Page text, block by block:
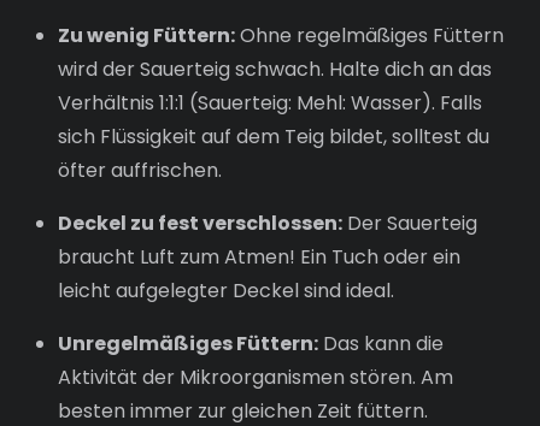
Zu wenig Füttern:Ohne regelmäßiges Füttern
wird der Sauerteig schwach. Halte dich an das
Verhältnis 1:1:1 (Sauerteig: Mehl: Wasser). Falls
sich Flüssigkeit auf dem Teig bildet, solltest du
öfter auffrischen.
Deckel zu fest verschlossen: Der Sauerteig
braucht Luft zum Atmen! Ein Tuch oder ein
leicht aufgelegter Deckel sind ideal.
Unregelmäßiges Füttern: Das kann die
Aktivität der Mikroorganismen stören. Am
besten immer zur gleichen Zeit füttern.